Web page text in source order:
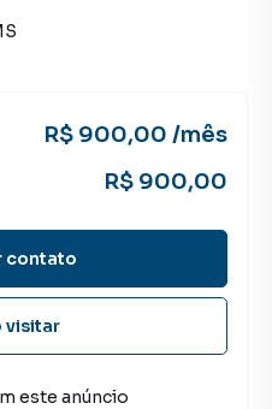
R$ 900,00 /mês
R$ 900,00
contato
visitar
este anúncio